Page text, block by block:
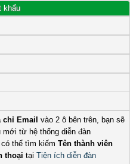
khẩu
chỉ Email vào 2 ô bên trên, bạn sẽ
từ hệ thống diễn đàn
có thể tìm kiếm Tên thành viên
thoại tại Tiện ích diễn đàn